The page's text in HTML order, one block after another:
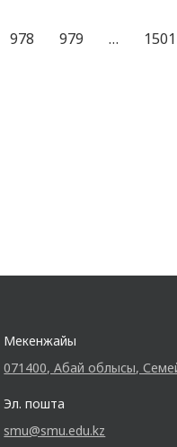
978 979 … 1501
Мекенжайы
071400, Абай облысы,
Эл. пошта
smu@smu.edu.kz